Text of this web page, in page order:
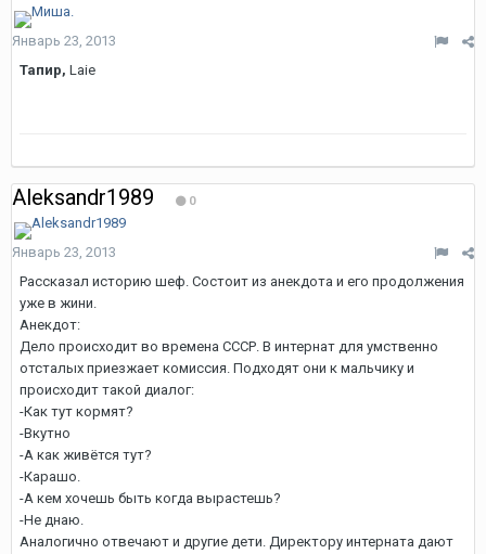
Январь 23, 2013
Тапир, Laie
Aleksandr1989 0
Январь 23, 2013
Рассказал историю шеф. Состоит из анекдота и его продолжения
уже в жини.
Анекдот:
Дело происходит во времена СССР. В интернат для умственно
отсталых приезжает комиссия. Подходят они к мальчику и
происходит такой диалог:
-Как тут кормят?
-Вкутно
-А как живётся тут?
-Карашо.
-А кем хочешь быть когда вырастешь?
-Не днаю.
Аналогично отвечают и другие дети. Директору интерната дают